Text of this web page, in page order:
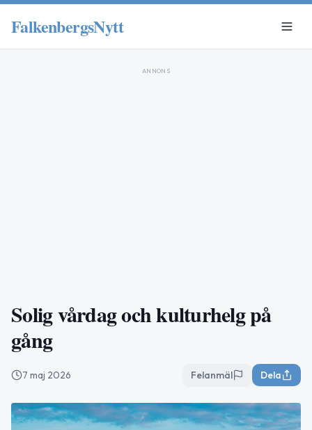
FalkenbergsNytt
ANNONS
Solig vårdag och kulturhelg på
gång
7 maj 2026 Felanmäl Dela